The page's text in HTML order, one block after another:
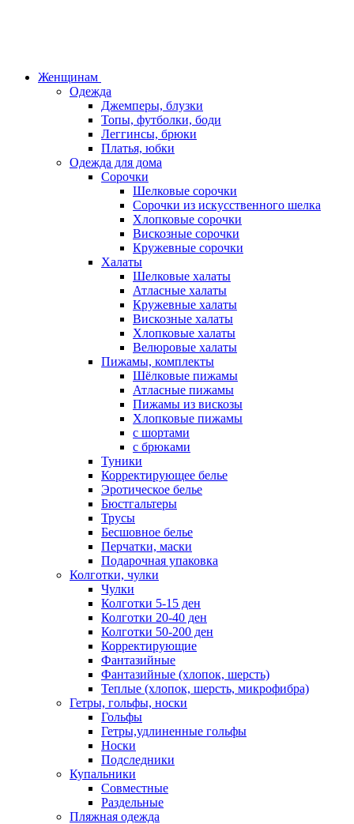
Женщинам
Одежда
Джемперы, блузки
Топы, футболки, боди
Леггинсы, брюки
Платья, юбки
Одежда для дома
Сорочки
Шелковые сорочки
Сорочки из искусственного шелка
Хлопковые сорочки
Вискозные сорочки
Кружевные сорочки
Халаты
Шелковые халаты
Атласные халаты
Кружевные халаты
Вискозные халаты
Хлопковые халаты
Велюровые халаты
Пижамы, комплекты
Шёлковые пижамы
Атласные пижамы
Пижамы из вискозы
Хлопковые пижамы
с шортами
с брюками
Туники
Корректирующее белье
Эротическое белье
Бюстгальтеры
Трусы
Бесшовное белье
Перчатки, маски
Подарочная упаковка
Колготки, чулки
Чулки
Колготки 5-15 ден
Колготки 20-40 ден
Колготки 50-200 ден
Корректирующие
Фантазийные
Фантазийные (хлопок, шерсть)
Теплые (хлопок, шерсть, микрофибра)
Гетры, гольфы, носки
Гольфы
Гетры,удлиненные гольфы
Носки
Подследники
Купальники
Совместные
Раздельные
Пляжная одежда